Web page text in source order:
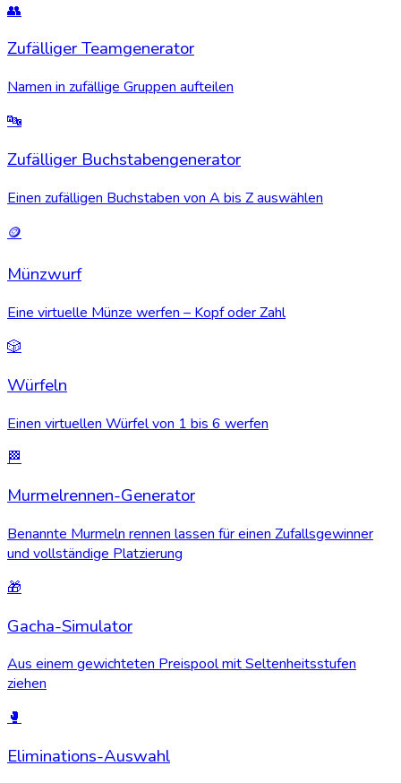
👥
Zufälliger Teamgenerator
Namen in zufällige Gruppen aufteilen
🔤
Zufälliger Buchstabengenerator
Einen zufälligen Buchstaben von A bis Z auswählen
🪙
Münzwurf
Eine virtuelle Münze werfen – Kopf oder Zahl
🎲
Würfeln
Einen virtuellen Würfel von 1 bis 6 werfen
🏁
Murmelrennen-Generator
Benannte Murmeln rennen lassen für einen Zufallsgewinner
und vollständige Platzierung
🎁
Gacha-Simulator
Aus einem gewichteten Preispool mit Seltenheitsstufen
ziehen
🥊
Eliminations-Auswahl